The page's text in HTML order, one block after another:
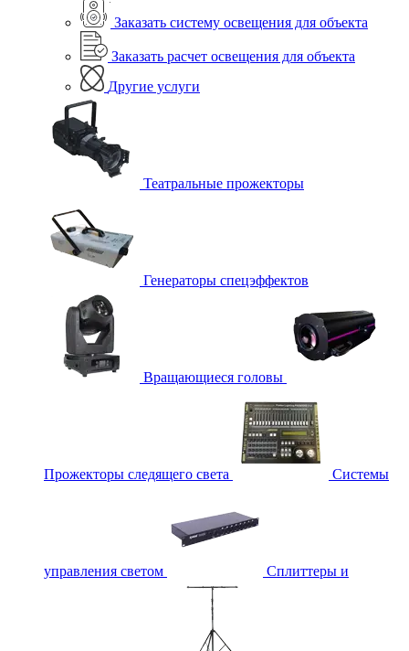
Заказать систему освещения для объекта
Заказать расчет освещения для объекта
Другие услуги
Театральные прожекторы
Генераторы спецэффектов
Вращающиеся головы
Прожекторы следящего света Системы
управления светом Сплиттеры и